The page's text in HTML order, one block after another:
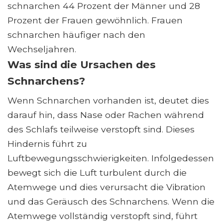
schnarchen 44 Prozent der Männer und 28
Prozent der Frauen gewöhnlich. Frauen
schnarchen häufiger nach den
Wechseljahren.
Was sind die Ursachen des
Schnarchens?
Wenn Schnarchen vorhanden ist, deutet dies
darauf hin, dass Nase oder Rachen während
des Schlafs teilweise verstopft sind. Dieses
Hindernis führt zu
Luftbewegungsschwierigkeiten. Infolgedessen
bewegt sich die Luft turbulent durch die
Atemwege und dies verursacht die Vibration
und das Geräusch des Schnarchens. Wenn die
Atemwege vollständig verstopft sind, führt